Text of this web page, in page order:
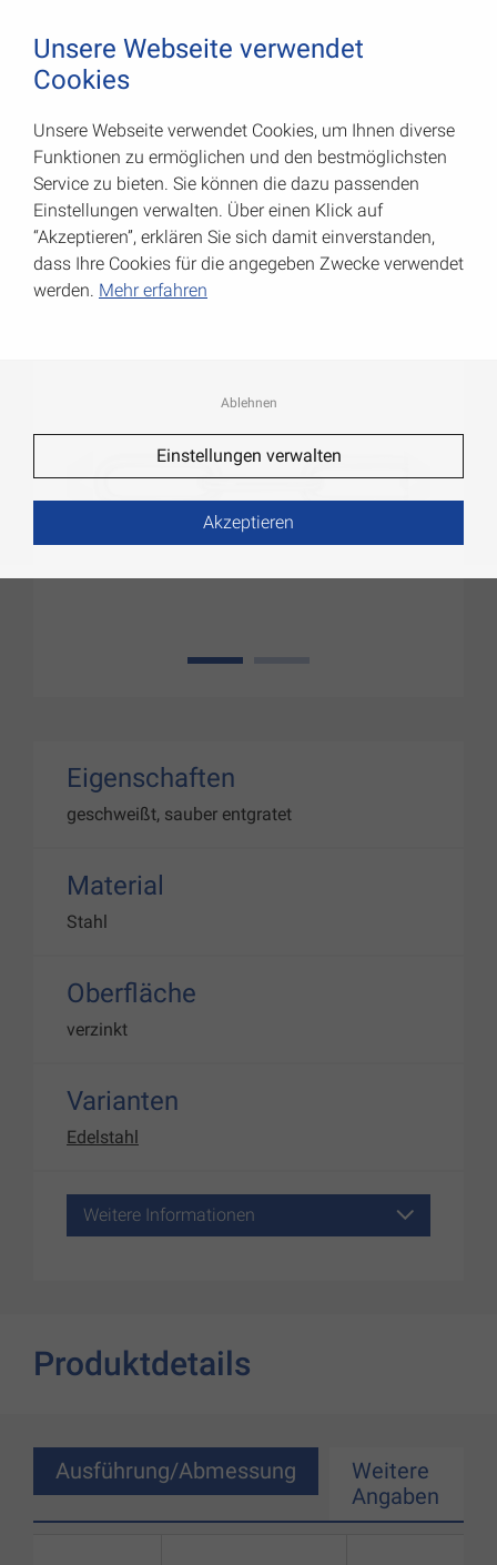
Rundstahlketten Form C
Art.-Nr.: 008200050Z
1
Eigenschaften
geschweißt, sauber entgratet
Material
Stahl
Oberfläche
verzinkt
Varianten
Edelstahl
Weitere Informationen
Produktdetails
Ausführung/Abmessung
Weitere
Angaben
Unsere Webseite verwendet
Cookies
Unsere Webseite verwendet Cookies, um Ihnen diverse
Funktionen zu ermöglichen und den bestmöglichsten
Service zu bieten. Sie können die dazu passenden
Einstellungen verwalten. Über einen Klick auf
“Akzeptieren”, erklären Sie sich damit einverstanden,
dass Ihre Cookies für die angegeben Zwecke verwendet
werden. Mehr erfahren
Ablehnen
Einstellungen verwalten
Akzeptieren